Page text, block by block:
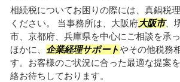
相続税についてお困りの際には、真鍋税
ください。 当事務所は、大阪府大阪市、
市、京都府、兵庫県を中心にご相談を承
ほかに、 企業経理サポートやその他税務
す。お客様のご状況に合った最適な提案
絡お待ちしております。